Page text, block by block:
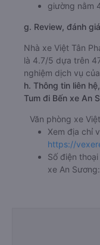
giường nằm
g. Review, đánh
Nhà xe Việt Tân
là 4.7/5 dựa trên
nghiệm dịch vụ
h. Thông tin liên
Tum đi Bến xe An
Văn phòng xe
Xem địa chỉ
https://
Số điện
xe An Sương: